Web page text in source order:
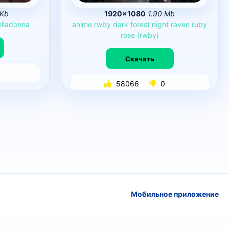
1920×1080 1.90 Mb
anime rwby dark forest night raven ruby
rose (rwby)
Скачать
58066 0
Мобильное приложение